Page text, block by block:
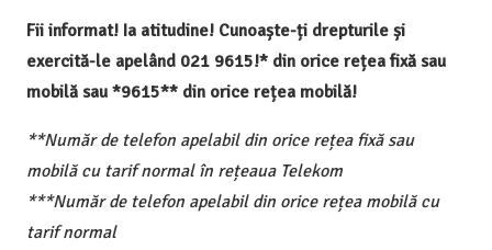
Fii informat! Ia atitudine! Cunoaște-ți drepturile și
exercită-le apelând 021 9615!* din orice rețea fixă sau
mobilă sau *9615** din orice rețea mobilă!
**Număr de telefon apelabil din orice rețea fixă sau
mobilă cu tarif normal în rețeaua Telekom
***Număr de telefon apelabil din orice rețea mobilă cu
tarif normal